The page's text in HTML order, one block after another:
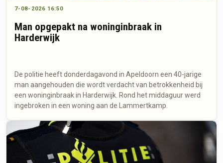
7-08-2026 16:50
Man opgepakt na woninginbraak in
Harderwijk
De politie heeft donderdagavond in Apeldoorn een 40-jarige
man aangehouden die wordt verdacht van betrokkenheid bij
een woninginbraak in Harderwijk. Rond het middaguur werd
ingebroken in een woning aan de Lammertkamp.